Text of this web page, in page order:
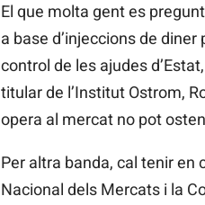
El que molta gent es
a base d’injeccions de
control de les ajudes
titular de l’Institut Ostrom,
opera al mercat no pot
Per altra banda, cal tenir
Nacional dels Mercats i la